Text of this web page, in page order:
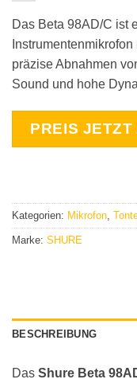
Das Beta 98AD/C ist
präzise Abnahmen
Sound und hohe
PREIS
Kategorien: Mikrofon
Marke: SHURE
BESCHREIBUNG
Das Shure Beta